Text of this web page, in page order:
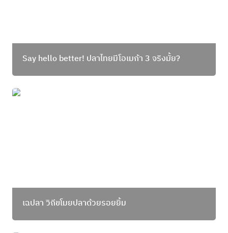
Say hello better! ปลาไทยมีโอเมก้า 3 จริงมั้ย?
เฉปลา วิถีขโมยปลาด้วยรอยยิ้ม
เฉปลา วิถีขโมยปลาด้วยรอยยิ้ม